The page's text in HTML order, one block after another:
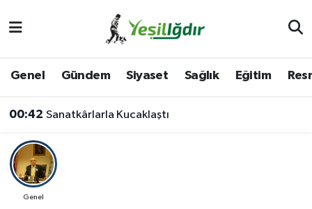
Genel Gündem Siyaset Sağlık Eğitim
00:42 Sanatkârlarla Kucaklaştı
Genel
Iğdır Trafik Yoğunluk Haritası
Süper Lig Puan Durumu ve Fikstür